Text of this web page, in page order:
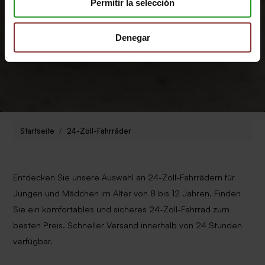
Permitir la selección
Denegar
Startseite 24-Zoll-Fahrräder
Entdecken Sie unsere Auswahl an 24-Zoll-Fahrrädern für
Jungen und Mädchen im Alter von 8 bis 12 Jahren. Finden
Sie ein komfortables und sicheres 24-Zoll-Fahrrad zum
besten Preis. Schneller Versand innerhalb von 24 Stunden
verfügbar.